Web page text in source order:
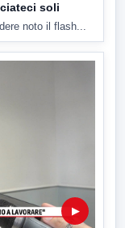
soli
noto il flash...
▶